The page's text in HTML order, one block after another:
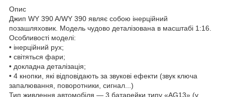
Опис
Джип WY 390 A/WY 390 являє собою інерційний
позашляховик. Модель чудово деталізована в масштабі 1:16.
Особливості моделі:
• інерційний рух;
• світяться фари;
• докладна деталізація;
• 4 кнопки, які відповідають за звукові ефекти (звук ключа
запалювання, поворотники, сигнал...)
Тип живлення автомобіля — 3 батарейки типу «AG13» (у